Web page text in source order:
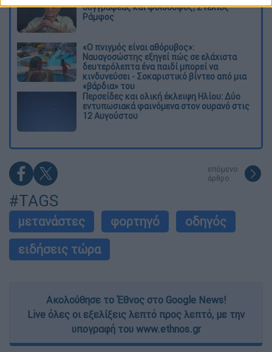
συγγραφέας και φιλόσοφος, Στέλιος
Ράμφος
«Ο πνιγμός είναι αθόρυβος»:
Ναυαγοσώστης εξηγεί πώς σε ελάχιστα
δευτερόλεπτα ένα παιδί μπορεί να
κινδυνεύσει - Σοκαριστικό βίντεο από μια
«βάρδια» του
Περσείδες και ολική έκλειψη Ηλίου: Δύο
εντυπωσιακά φαινόμενα στον ουρανό στις
12 Αυγούστου
επόμενο
άρθρο
#TAGS
μετανάστες φορτηγό
οδηγός
ειδήσεις τώρα
Ακολούθησε το Έθνος στο Google News!
Live όλες οι εξελίξεις λεπτό προς λεπτό, με την
υπογραφή του www.ethnos.gr